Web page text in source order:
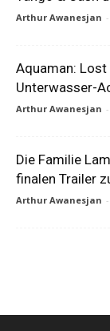
Arthur Awanesjan -
Aquaman:
Unterwasser-
Arthur Awanesjan -
Die Familie
finalen Trailer
Arthur Awanesjan -